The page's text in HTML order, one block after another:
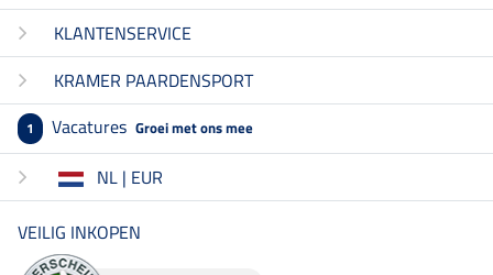
KLANTENSERVICE
KRAMER PAARDENSPORT
1 Vacatures Groei met ons mee
NL | EUR
VEILIG INKOPEN